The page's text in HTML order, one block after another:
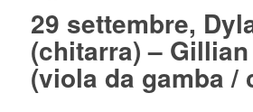
29 settembre,
(chitarra) –
(viola da gamba /